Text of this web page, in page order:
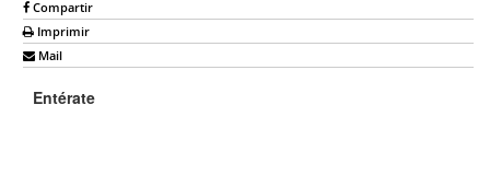
Compartir
Imprimir
Mail
Entérate